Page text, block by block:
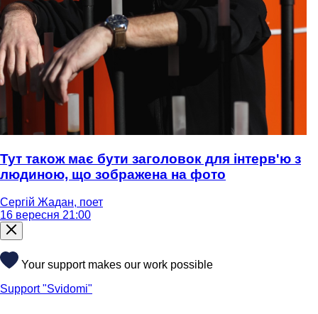
Тут також має бути заголовок для інтерв'ю з
людиною, що зображена на фото
Сергій Жадан, поет
16 вересня 21:00
Your support makes our work possible
Support "Svidomi"